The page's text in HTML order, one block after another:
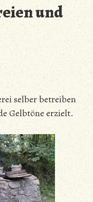
und
selber betreiben
Gelbtöne erzielt.